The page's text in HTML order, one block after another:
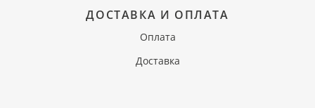
ДОСТАВКА И ОПЛАТА
Оплата
Доставка